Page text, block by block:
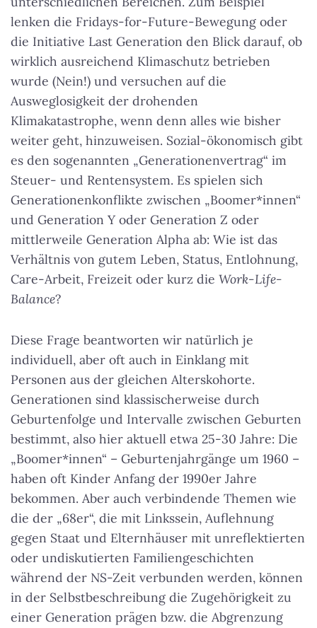
lenken die Fridays-for-Future-Bewegung oder
die Initiative Last Generation den Blick darauf, ob
wirklich ausreichend Klimaschutz betrieben
wurde (Nein!) und versuchen auf die
Ausweglosigkeit der drohenden
Klimakatastrophe, wenn denn alles wie bisher
weiter geht, hinzuweisen. Sozial-ökonomisch gibt
es den sogenannten „Generationenvertrag“ im
Steuer- und Rentensystem. Es spielen sich
Generationenkonflikte zwischen „Boomer*innen“
und Generation Y oder Generation Z oder
mittlerweile Generation Alpha ab: Wie ist das
Verhältnis von gutem Leben, Status, Entlohnung,
Care-Arbeit, Freizeit oder kurz die Work-Life-
Balance?
Diese Frage beantworten wir natürlich je
individuell, aber oft auch in Einklang mit
Personen aus der gleichen Alterskohorte.
Generationen sind klassischerweise durch
Geburtenfolge und Intervalle zwischen Geburten
bestimmt, also hier aktuell etwa 25-30 Jahre: Die
„Boomer*innen“ – Geburtenjahrgänge um 1960 –
haben oft Kinder Anfang der 1990er Jahre
bekommen. Aber auch verbindende Themen wie
die der „68er“, die mit Linkssein, Auflehnung
gegen Staat und Elternhäuser mit unreflektierten
oder undiskutierten Familiengeschichten
während der NS-Zeit verbunden werden, können
in der Selbstbeschreibung die Zugehörigkeit zu
einer Generation prägen bzw. die Abgrenzung